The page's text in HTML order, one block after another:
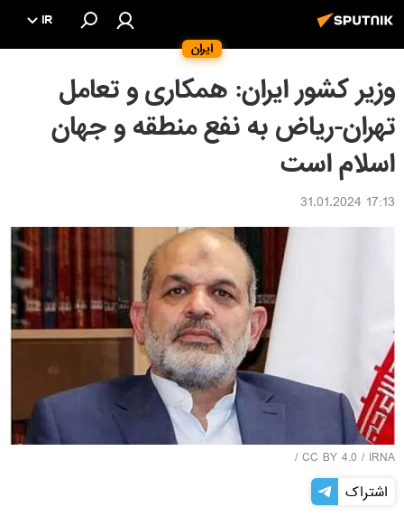
ایران
IR
وزیر کشور ایران: همکاری و تعامل
تهران-ریاض به نفع منطقه و جهان
اسلام است
17:13 31.01.2024
CC BY 4.0 / IRNA
/
اشتراک